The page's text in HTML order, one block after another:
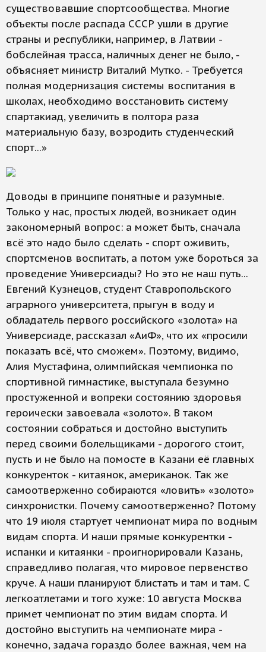
существовавшие спортсообщества. Многие
объекты после распада СССР ушли в другие
страны и республики, например, в Латвии -
бобслейная трасса, наличных денег не было, -
объясняет министр Виталий Мутко. - Требуется
полная модернизация системы воспитания в
школах, необходимо восстановить систему
спартакиад, увеличить в полтора раза
материальную базу, возродить студенческий
спорт...»
Доводы в принципе понятные и разумные.
Только у нас, простых людей, возникает один
закономерный вопрос: а может быть, сначала
всё это надо было сделать - спорт оживить,
спортсменов воспитать, а потом уже бороться за
проведение Универсиады? Но это не наш путь...
Евгений Кузнецов, студент Ставропольского
аграрного университета, прыгун в воду и
обладатель первого российского «золота» на
Универсиаде, рассказал «АиФ», что их «просили
показать всё, что сможем». Поэтому, видимо,
Алия Мустафина, олимпийская чемпионка по
спортивной гимнастике, выступала безумно
простуженной и вопреки состоянию здоровья
героически завоевала «золото». В таком
состоянии собраться и достойно выступить
перед своими болельщиками - дорогого стоит,
пусть и не было на помосте в Казани её главных
конкуренток - китаянок, американок. Так же
самоотверженно собираются «ловить» «золото»
синхронистки. Почему самоотверженно? Потому
что 19 июля стартует чемпионат мира по водным
видам спорта. И наши прямые конкурентки -
испанки и китаянки - проигнорировали Казань,
справедливо полагая, что мировое первенст­во
круче. А наши планируют блистать и там и там. С
легкоатлетами и того хуже: 10 августа Москва
примет чемпионат по этим видам спорта. И
достойно выступить на чемпионате мира -
конечно, задача гораздо более важная, чем на